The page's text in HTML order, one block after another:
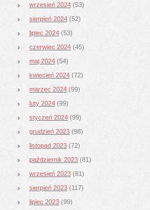
wrzesień 2024 (53)
sierpień 2024 (52)
lipiec 2024 (53)
czerwiec 2024 (45)
maj 2024 (54)
kwiecień 2024 (72)
marzec 2024 (99)
luty 2024 (99)
styczeń 2024 (99)
grudzień 2023 (98)
listopad 2023 (72)
październik 2023 (81)
wrzesień 2023 (81)
sierpień 2023 (117)
lipiec 2023 (99)